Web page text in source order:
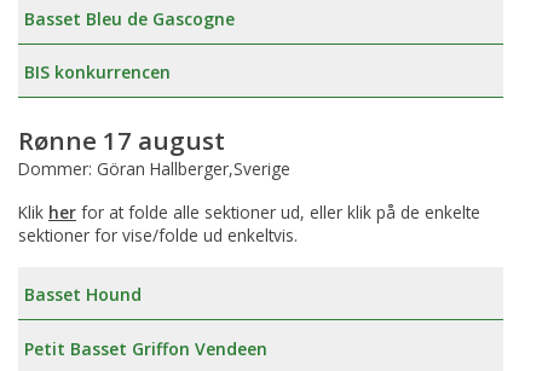
Basset Bleu de Gascogne
BIS konkurrencen
Rønne 17 august
Dommer: Göran Hallberger,Sverige
Klik her for at folde alle sektioner ud, eller klik på de enkelte
sektioner for vise/folde ud enkeltvis.
Basset Hound
Petit Basset Griffon Vendeen